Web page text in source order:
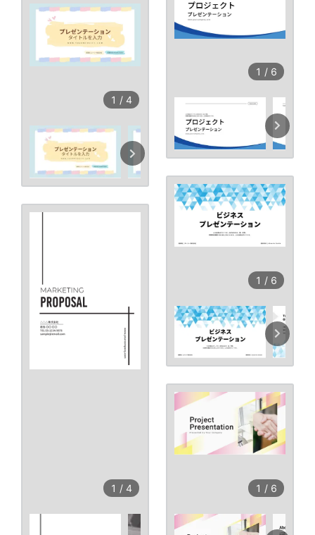
1 / 4
1 / 4
1 / 6
1 / 6
1 / 6